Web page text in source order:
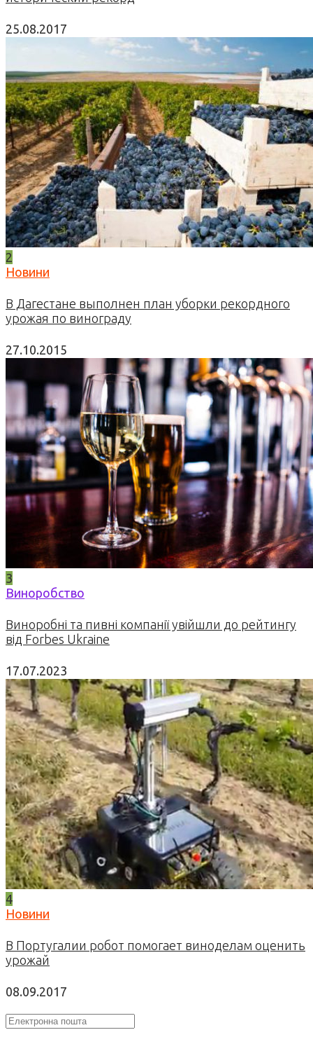
25.08.2017
2
Новини
В Дагестане выполнен план уборки рекордного
урожая по винограду
27.10.2015
3
Виноробство
Виноробні та пивні компанії увійшли до рейтингу
від Forbes Ukraine
17.07.2023
4
Новини
В Португалии робот помогает виноделам оценить
урожай
08.09.2017